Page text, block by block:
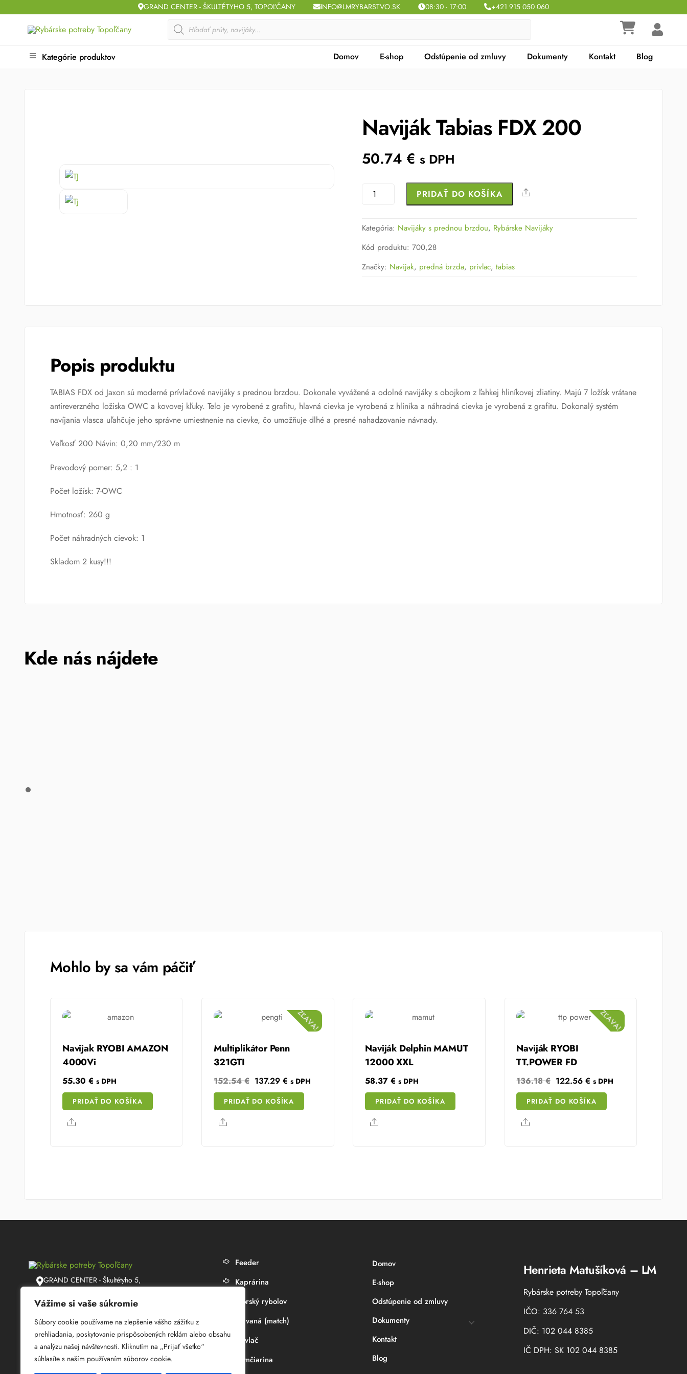
Vážime si vaše súkromie
Súbory cookie používame na zlepšenie vášho zážitku z
prehliadania, poskytovanie prispôsobených reklám alebo obsahu
a analýzu našej návštevnosti. Kliknutím na „Prijať všetko“
súhlasíte s naším používaním súborov cookie.
GRAND CENTER - ŠKULTÉTYHO 5, TOPOĽČANY INFO@LMRYBARSTVO.SK 08:30 - 17:00 +421 915 050 060
Products
search
Kategórie produktov Domov E-shop Odstúpenie od zmluvy Dokumenty Kontakt Blog
Naviják Tabias FDX 200
50.74 € s DPH
množstvo
FDX
200
PRIDAŤ DO KOŠÍKA Share
Kategória: Navijáky s prednou brzdou, Rybárske Navijáky
Kód produktu:700,28
Značky: Navijak, predná brzda, privlac,tabias
Popis produktu
TABIAS FDX od Jaxon sú moderné prívlačové navijáky s prednou brzdou. Dokonale vyvážené a odolné navijáky s obojkom z ľahkej hliníkovej zliatiny. Majú 7 ložísk vrátane
antireverzného ložiska OWC a kovovej kľuky. Telo je vyrobené z grafitu, hlavná cievka je vyrobená z hliníka a náhradná cievka je vyrobená z grafitu. Dokonalý systém
navíjania vlasca uľahčuje jeho správne umiestnenie na cievke, čo umožňuje dlhé a presné nahadzovanie návnady.
Veľkosť 200 Návin: 0,20 mm/230 m
Prevodový pomer: 5,2 : 1
Počet ložísk: 7-OWC
Hmotnosť: 260 g
Počet náhradných cievok: 1
Skladom 2 kusy!!!
Kde nás nájdete
Mohlo by sa vám páčiť
Navijak RYOBI AMAZON
4000Vi
55.30 € s DPH
PRIDAŤ DO KOŠÍKA
Share
ZĽAVA!
Multiplikátor Penn
321GTI
152.54€ Original
price
was:
137.29 €Current
price
is:
s DPH
PRIDAŤ DO KOŠÍKA
Share
Naviják Delphin MAMUT
12000 XXL
58.37€ s DPH
PRIDAŤ DO KOŠÍKA
Share
ZĽAVA!
Naviják RYOBI
TT.POWER FD
136.18€ Original
price
was:
122.56€ Current
price
is:
s DPH
PRIDAŤ DO KOŠÍKA
Share
GRAND CENTER - Škultétyho 5,
+421 915 050 060
08:30 - 17:00
Feeder
Kaprárina
Morský rybolov
Plávaná (match)
Prívlač
Sumčiarina
Domov
E-shop
Odstúpenie od zmluvy
Dokumenty
Kontakt
Blog
Henrieta Matušíková – LM
Rybárske potreby Topoľčany
IČO: 336 764 53
DIČ: 102 044 8385
IČ DPH: SK 102 044 8385